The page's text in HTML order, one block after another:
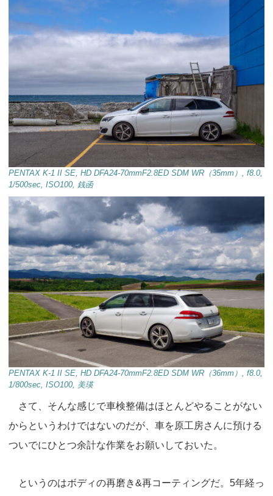
PENTAX K-1 II SE, HD DFA24-70mmF2.8ED SDM WR（35mm）, f8.0,
1/500sec, ISO100, 銭函
PENTAX K-1 II SE, HD DFA24-70mmF2.8ED SDM WR（36mm）, f8.0,
1/800sec, ISO100, 美瑛
さて、そんな感じで車検整備はほとんどやることがない
からというわけではないのだが、車を原工房さんに預ける
ついでにひとつ余計な作業をお願いしておいた。
というのはボディの再磨き&再コーティングだ。5年経っ